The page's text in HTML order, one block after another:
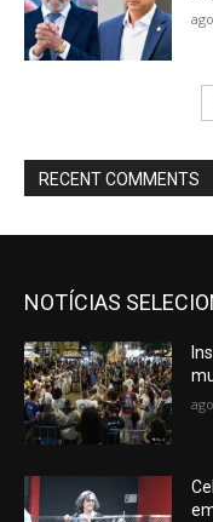
RECENT COMMENTS
NOTÍCIAS